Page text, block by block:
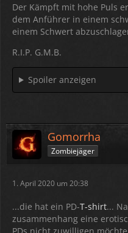
Der Kämpft mit hohe Puls
dem Anführer in einem
einem Schwert
R.I.P. G.M.B.
Spoiler anzeigen
Gomorrha
Zombiejäger
1. April 2020 um 20:38
...die hat ein PD-T-shirt...
zusammenhang eine